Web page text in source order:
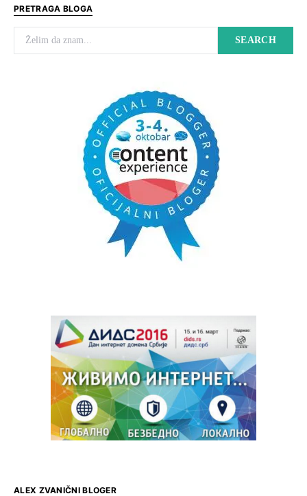
PRETRAGA BLOGA
Search for:
SEARCH
ALEX ZVANIČNI BLOGER